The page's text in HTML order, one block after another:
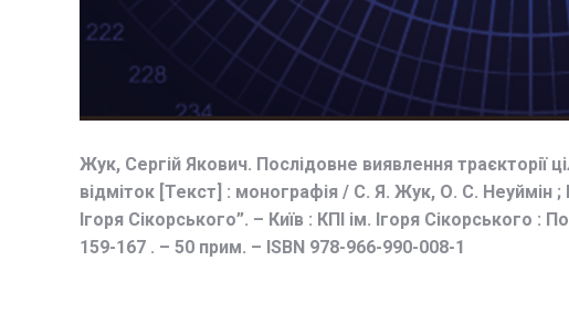
Жук, Сергій Якович. Послідовне виявлення траєкторії
відміток [Текст] : монографія / С. Я. Жук, О. С. Неуймін ;
Ігоря Сікорського”. – Київ : КПІ ім. Ігоря Сікорського :
159-167 . – 50 прим. – ISBN 978-966-990-008-1